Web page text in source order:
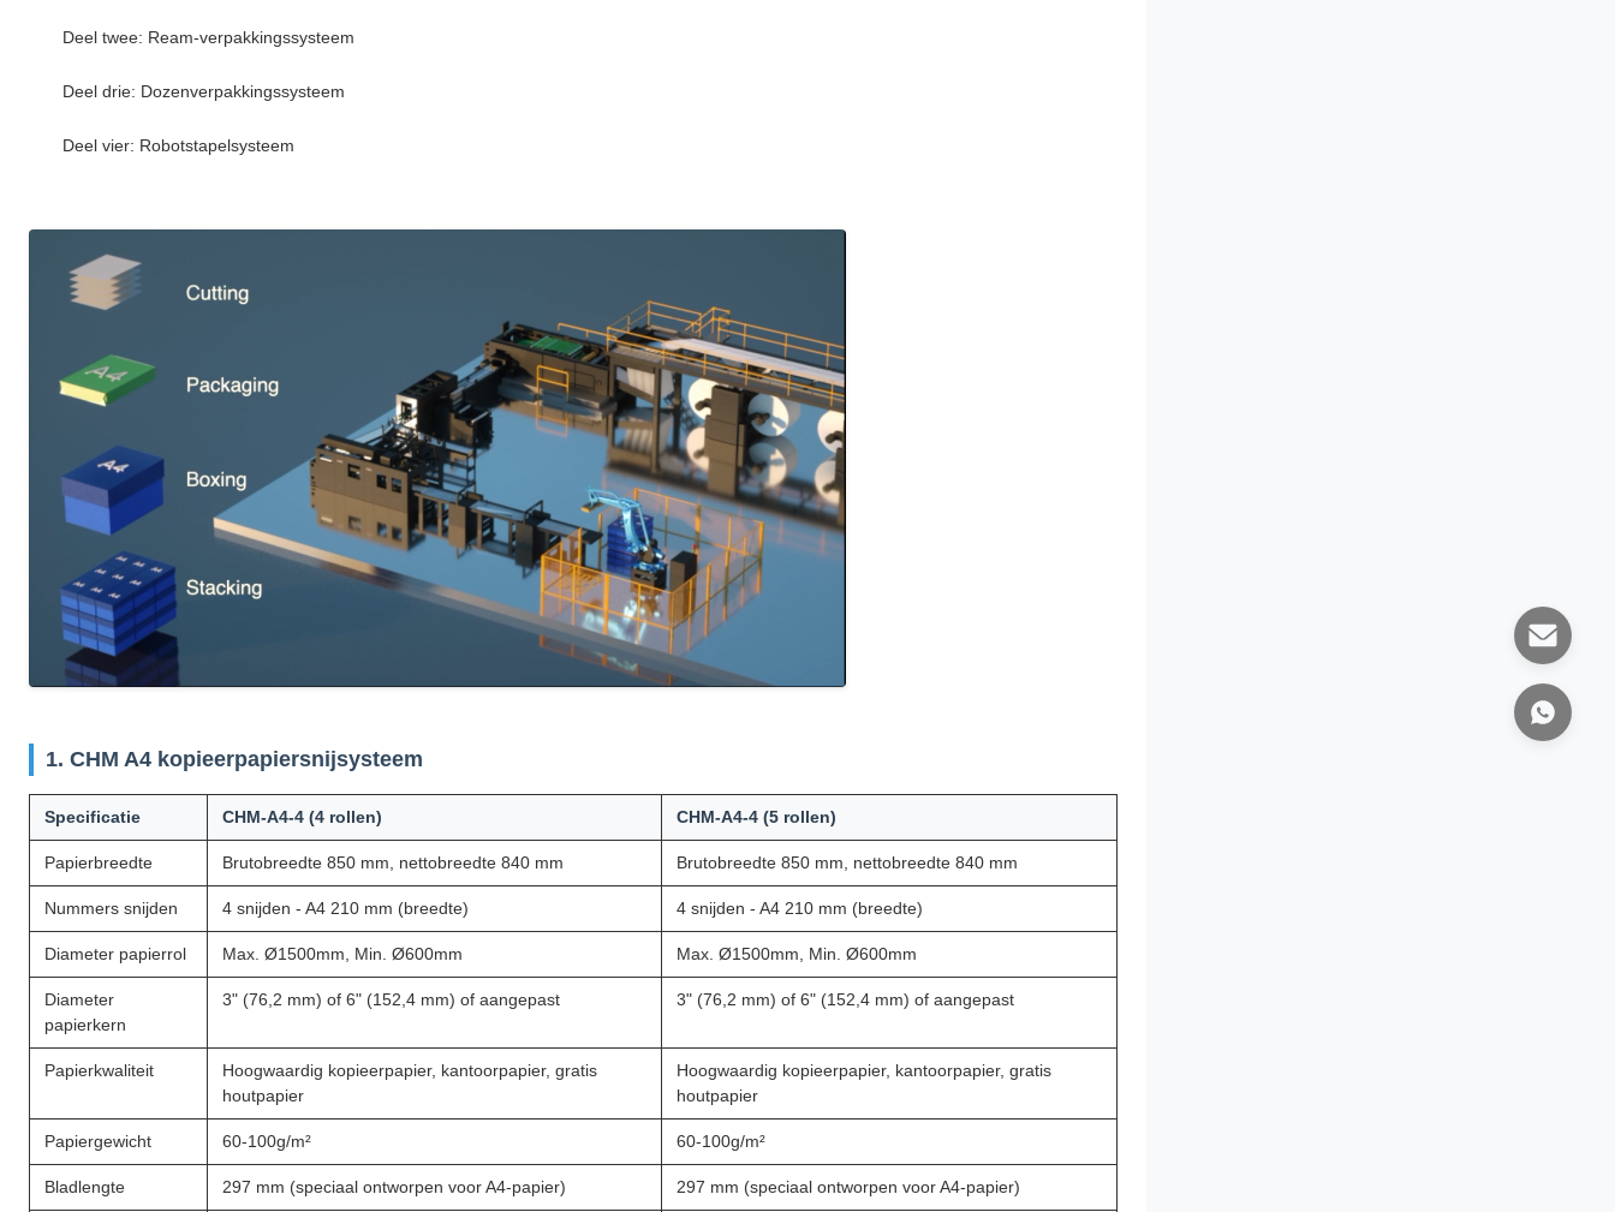
Deel twee: Ream-verpakkingssysteem
Deel drie: Dozenverpakkingssysteem
Deel vier: Robotstapelsysteem
1. CHM A4 kopieerpapiersnijsysteem
Specificatie CHM-A4-4 (4 rollen) CHM-A4-4 (5 rollen)
Papierbreedte Brutobreedte 850 mm, nettobreedte 840 mm Brutobreedte 850 mm, nettobreedte 840 mm
Nummers snijden 4 snijden - A4 210 mm (breedte) 4 snijden - A4 210 mm (breedte)
Diameter papierrol Max. Ø1500mm, Min. Ø600mm Max. Ø1500mm, Min. Ø600mm
Diameter
papierkern
3" (76,2 mm) of 6" (152,4 mm) of aangepast 3" (76,2 mm) of 6" (152,4 mm) of aangepast
Papierkwaliteit
Hoogwaardig kopieerpapier, kantoorpapier, gratis
houtpapier
Hoogwaardig kopieerpapier, kantoorpapier, gratis
houtpapier
Papiergewicht 60-100g/m² 60-100g/m²
Bladlengte 297 mm (speciaal ontworpen voor A4-papier) 297 mm (speciaal ontworpen voor A4-papier)